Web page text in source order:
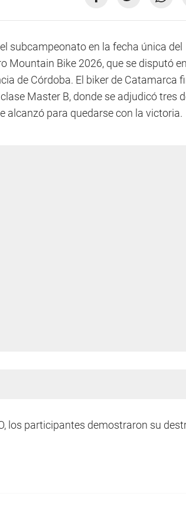
subcampeonato en la fecha única del
Mountain Bike 2026, que se disputó
de Córdoba. El biker de Catamarca
Master B, donde se adjudicó tres
alcanzó para quedarse con la victoria.
los participantes demostraron su